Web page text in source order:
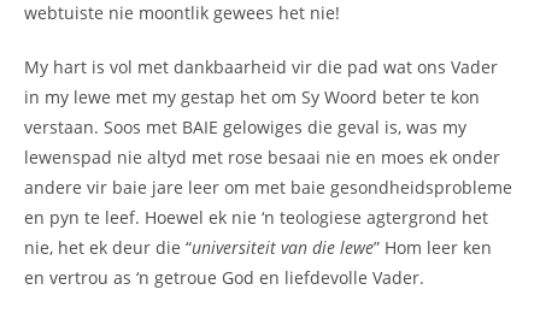
webtuiste nie moontlik gewees het nie!
My hart is vol met dankbaarheid vir die pad wat ons Vader
in my lewe met my gestap het om Sy Woord beter te kon
verstaan. Soos met BAIE gelowiges die geval is, was my
lewenspad nie altyd met rose besaai nie en moes ek onder
andere vir baie jare leer om met baie gesondheidsprobleme
en pyn te leef. Hoewel ek nie ‘n teologiese agtergrond het
nie, het ek deur die “universiteit van die lewe” Hom leer ken
en vertrou as ‘n getroue God en liefdevolle Vader.